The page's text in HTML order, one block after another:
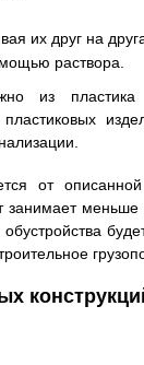
их друг на
раствора.
из пластика
от описанной
занимает